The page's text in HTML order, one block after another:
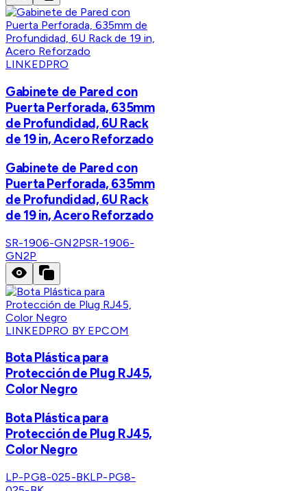
LINKEDPRO
Gabinete de Pared con
Puerta Perforada, 635mm
de Profundidad, 6U Rack
de 19 in, Acero Reforzado
Gabinete de Pared con
Puerta Perforada, 635mm
de Profundidad, 6U Rack
de 19 in, Acero Reforzado
SR-1906-GN2PSR-1906-
GN2P
LINKEDPRO BY EPCOM
Bota Plástica para
Protección de Plug RJ45,
Color Negro
Bota Plástica para
Protección de Plug RJ45,
Color Negro
LP-PG8-025-BKLP-PG8-